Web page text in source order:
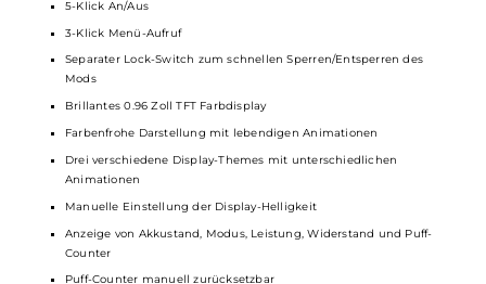
enthalten)
Magnetische Akkufach-Abdeckung
USB Typ-C Fast-Charging mit 5V/2A
Ausgangsleistung: 5 bis 80 Watt
Moderner AXON Chipsatz für Top-Performance
Umfangreiche Schutzschaltungenan Bord
Best-Wattage Preset
Aktivierung via Feuerbutton